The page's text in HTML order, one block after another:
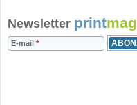
Newsletter printmag
E-mail *